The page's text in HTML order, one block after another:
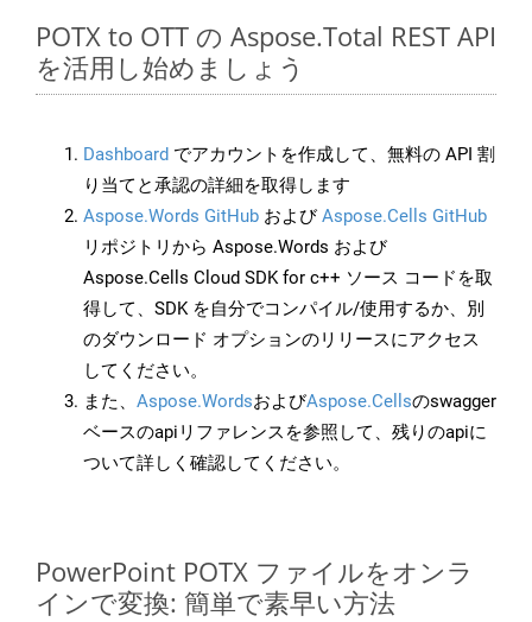
POTX to OTT の Aspose.Total REST API
を活用し始めましょう
Dashboard でアカウントを作成して、無料の API 割
り当てと承認の詳細を取得します
Aspose.Words GitHub およびAspose.Cells GitHub
リポジトリから Aspose.Words および
Aspose.Cells Cloud SDK for c++ ソース コードを取
得して、SDK を自分でコンパイル/使用するか、別
のダウンロード オプションのリリースにアクセス
してください。
また、 Aspose.WordsおよびAspose.Cellsのswagger
ベースのapiリファレンスを参照して、残りのapiに
ついて詳しく確認してください。
PowerPoint POTX ファイルをオンラ
インで変換: 簡単で素早い方法